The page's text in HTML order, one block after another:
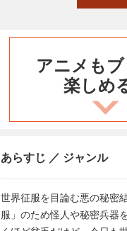
アニメも
楽しめ
あらすじ ／ ジャンル
世界征服を目論む悪の秘密
服」のため怪人や秘密兵器